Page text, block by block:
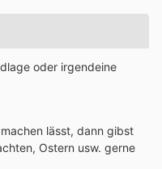
oder irgendeine
lässt, dann gibst
Ostern usw. gerne